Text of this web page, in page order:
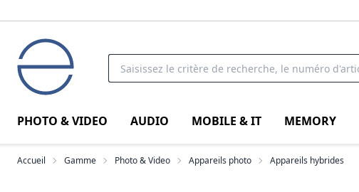
PHOTO & VIDEO AUDIO MOBILE & IT MEMORY
Accueil Gamme Photo & Video Appareils photo Appareils hybrides